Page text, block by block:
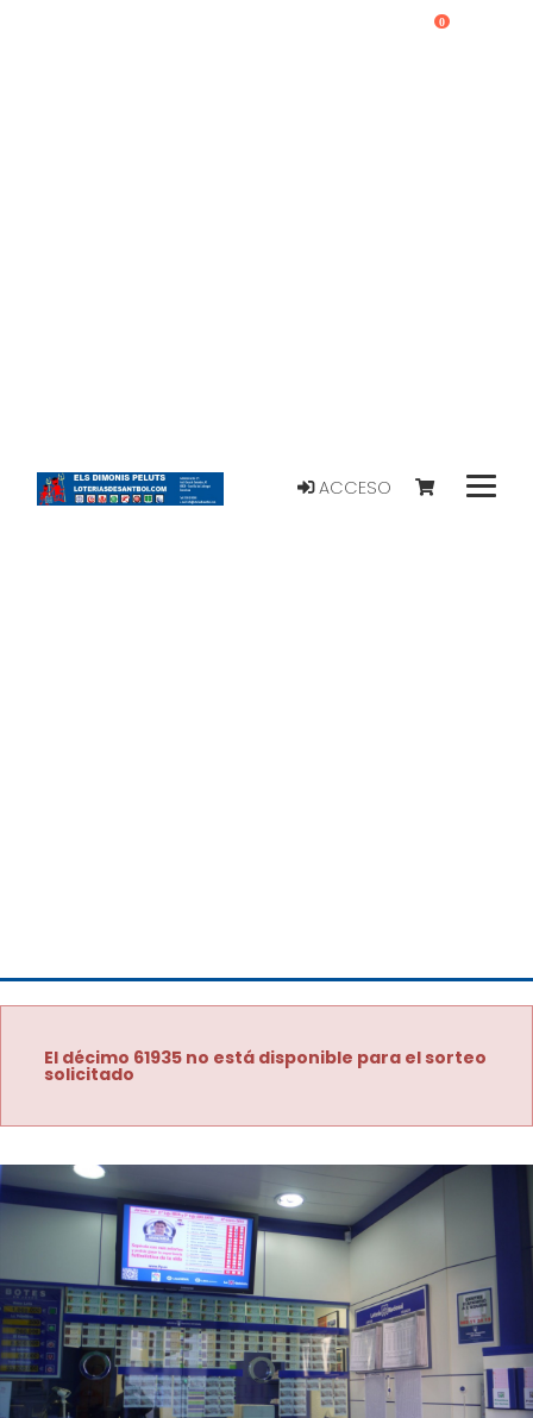
ACCESO
0
El décimo 61935 no está disponible para el sorteo
solicitado